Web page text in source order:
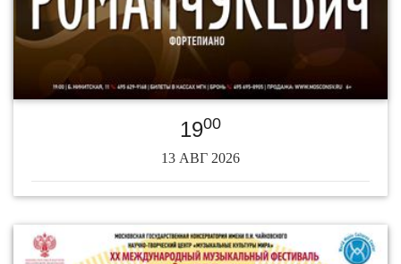
1900
13 АВГ 2026